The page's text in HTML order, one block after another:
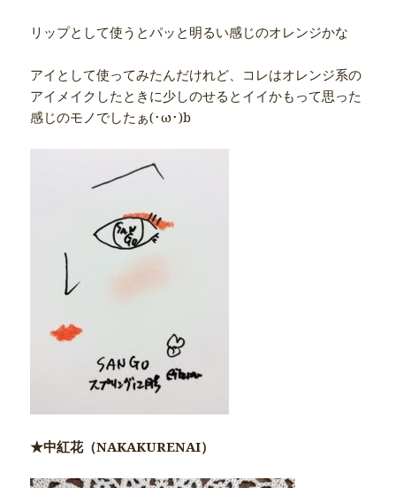
リップとして使うとパッと明るい感じのオレンジかな
アイとして使ってみたんだけれど、コレはオレンジ系の
アイメイクしたときに少しのせるとイイかもって思った
感じのモノでしたぁ(･ω･)b
★中紅花（NAKAKURENAI）